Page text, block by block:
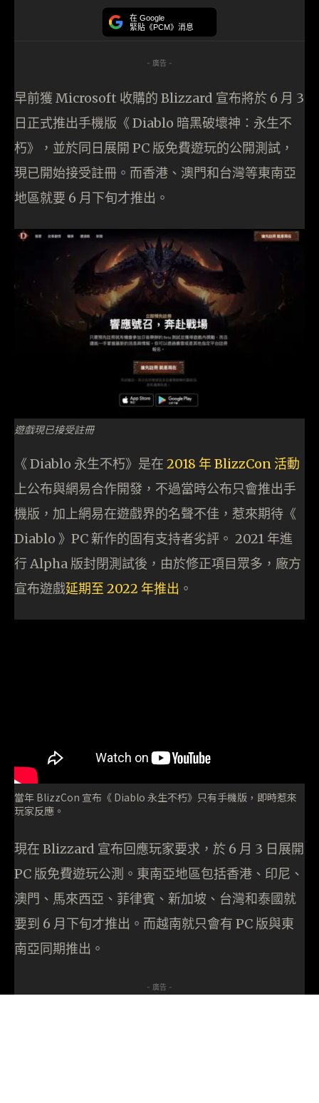
在 Google
緊貼《PCM》消息
- 廣告 -
早前獲 Microsoft 收購的 Blizzard 宣布將於 6 月 3
日正式推出手機版《 Diablo 暗黑破壞神：永生不
朽》，並於同日展開 PC 版免費遊玩的公開測試，
現已開始接受註冊。而香港、澳門和台灣等東南亞
地區就要 6 月下旬才推出。
遊戲現已接受註冊
《 Diablo 永生不朽》是在 2018 年 BlizzCon 活動
上公布與網易合作開發，不過當時公布只會推出手
機版，加上網易在遊戲界的名聲不佳，惹來期待《
Diablo 》PC 新作的固有支持者劣評。 2021 年進
行 Alpha 版封閉測試後，由於修正項目眾多，廠方
宣布遊戲延期至 2022 年推出 。
當年 BlizzCon 宣布《 Diablo 永生不朽》只有手機版，即時惹來
玩家反應。
現在 Blizzard 宣布回應玩家要求，於 6 月 3 日展開
PC 版免費遊玩公測。東南亞地區包括香港、印尼、
澳門、馬來西亞、菲律賓、新加坡、台灣和泰國就
要到 6 月下旬才推出。而越南就只會有 PC 版與東
南亞同期推出。
- 廣告 -